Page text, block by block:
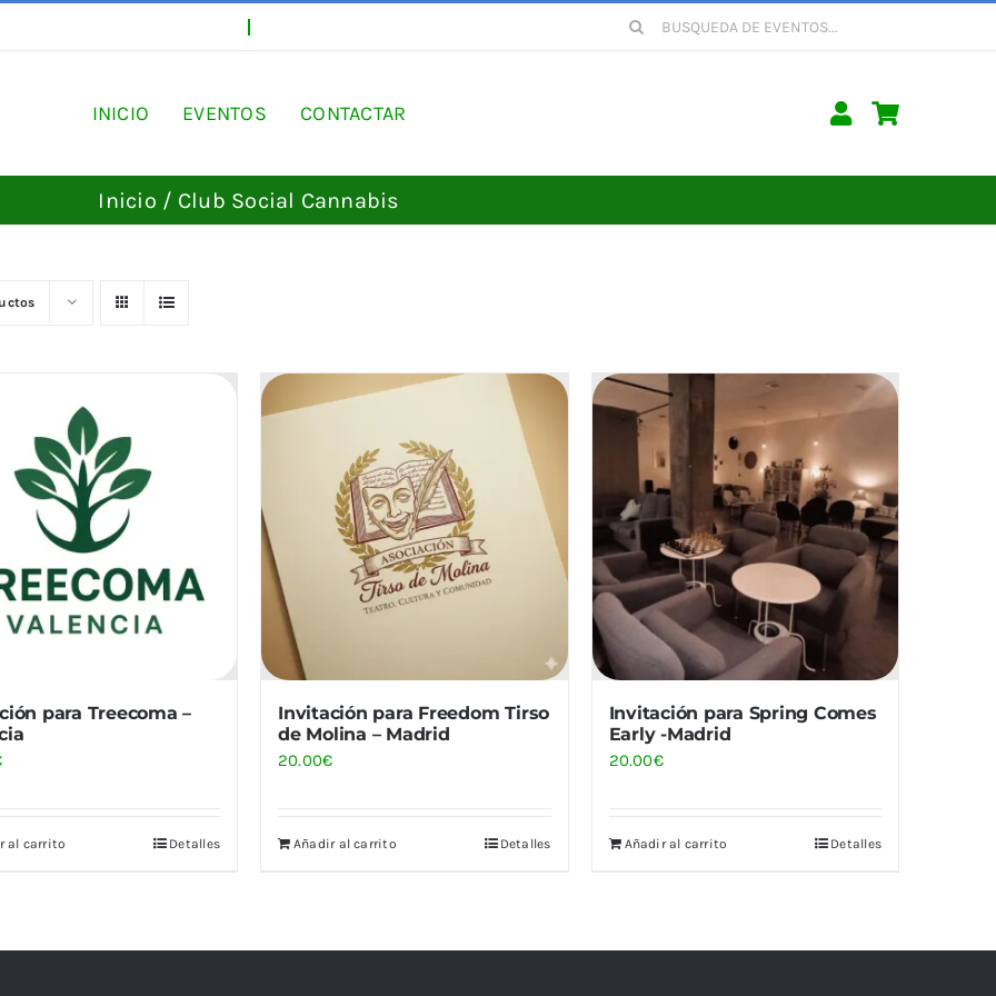
Buscar:
INICIO EVENTOS CONTACTAR
Inicio Club Social Cannabis
para Treecoma –
al carrito Detalles
Invitación para Freedom Tirso
de Molina – Madrid
20.00€
Añadir al carrito Detalles
Invitación para Spring Comes
Early -Madrid
20.00€
Añadir al carrito Detalles